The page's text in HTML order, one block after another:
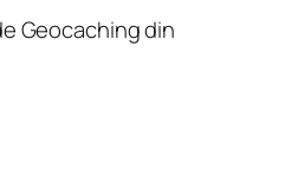
Geocaching din